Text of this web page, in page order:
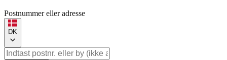
Postnummer eller adresse
DK